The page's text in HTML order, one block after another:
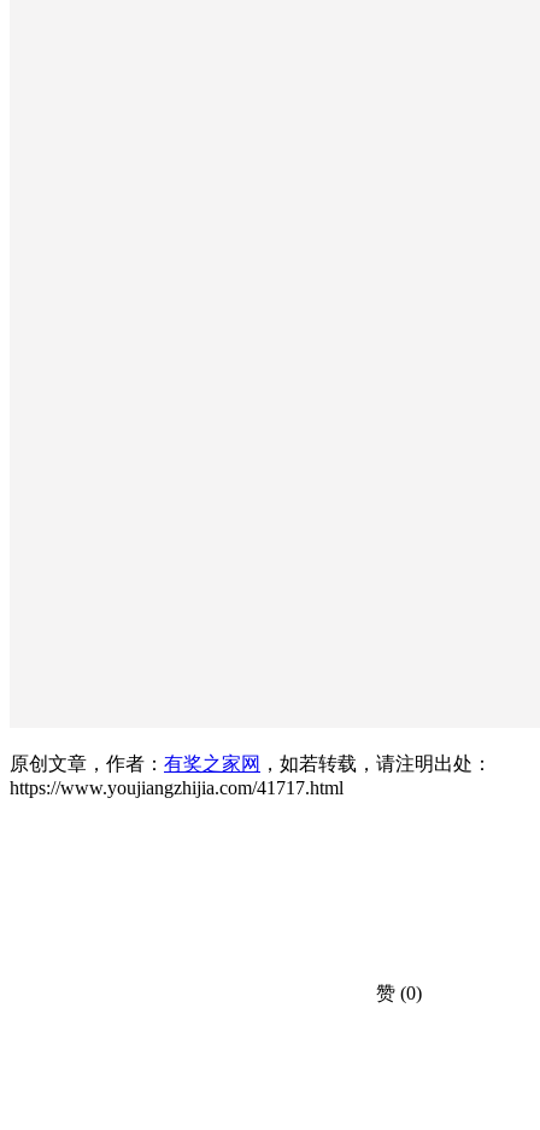
原创文章，作者： 有奖之家网 ，如若转载，请注明出处：
https://www.youjiangzhijia.com/41717.html
赞 (0)